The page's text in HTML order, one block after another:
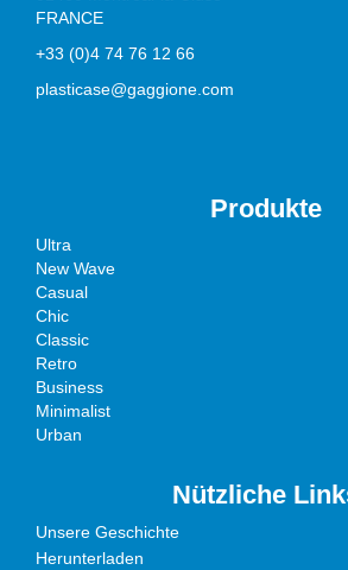
FRANCE
+33 (0)4 74 76 12 66
plasticase@gaggione.com
Produkte
Ultra
New Wave
Casual
Chic
Classic
Retro
Business
Minimalist
Urban
Nützliche
Unsere Geschichte
Herunterladen